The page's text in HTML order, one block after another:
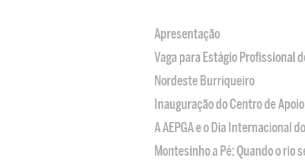
Apresentação
Vaga para Estágio Profissional
Nordeste Burriqueiro
Inauguração do Centro de
A AEPGA e o Dia Internacional
Montesinho a Pé: Quando o rio